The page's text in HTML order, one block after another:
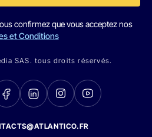
confirmez que vous acceptez nos
et Conditions
SAS. tous droits réservés.